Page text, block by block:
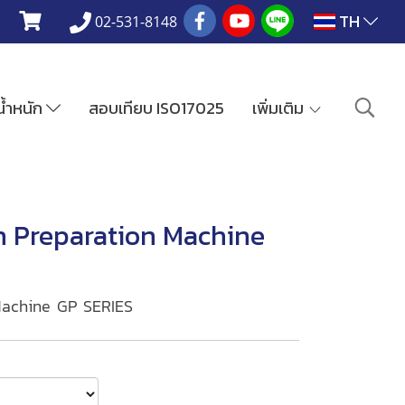
02-531-8148 TH
ำหนัก สอบเทียบ ISO17025 เพิ่มเติม
Preparation Machine
GP SERIES